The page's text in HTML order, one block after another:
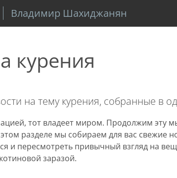
Владимир Шахиджанян
курения
на тему курения, собранные в
тот владеет миром. Продолжим эту
разделе мы собираем для вас свежие
и пересмотреть привычный взгляд на
заразой.